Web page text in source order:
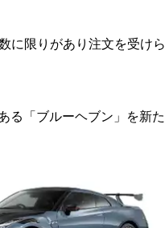
に限りがあり注文を受けら
る「ブルーヘブン」を新た